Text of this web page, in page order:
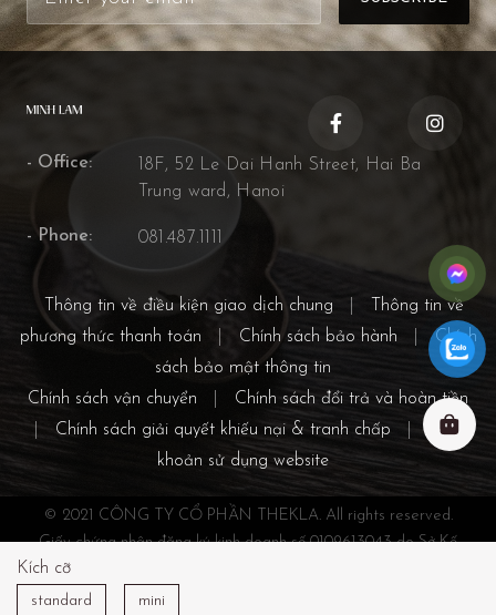
Kích cỡ
standard mini
- Office:
18F, 52 Le Dai Hanh Street, Hai Ba
Trung ward, Hanoi
- Phone: 081.487.1111
Thông tin về điều kiện giao dịch chung
Thông tin về
phương thức thanh toán
Chính sách bảo hành
Chính
sách bảo mật thông tin
Chính sách vận chuyển
Chính sách đổi trả và hoàn tiền
Chính sách giải quyết khiếu nại & tranh chấp
Điều
khoản sử dụng website
© 2021 CÔNG TY CỔ PHẦN THEKLA. All rights reserved.
Giấy chứng nhận đăng ký kinh doanh số 0109613043 do Sở Kế
hoạch và đầu tư Thành phố Hà Nội cấp ngày 28/4/2021
Địa chỉ: Tầng 18, số 52 Phố Lê Đại Hành, Phường Hai Bà Trưng,